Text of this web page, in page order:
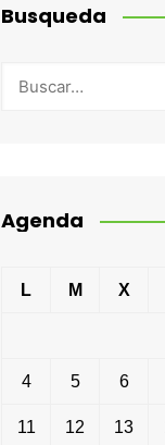
Busqueda
Agenda
L M X
4 5 6
11 12 13